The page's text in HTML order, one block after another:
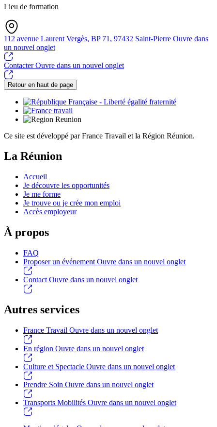
Lieu de formation
112 avenue Laurent Vergès, BP 71, 97432 Saint-Pierre Ouvre dans
un nouvel onglet
ContacterOuvre dans un nouvel onglet
Retour en haut de page
Ce site est développé par France Travail et la Région Réunion.
La Réunion
Accueil
Je découvre les opportunités
Je me forme
Je trouve ou je crée mon emploi
Accès employeur
À propos
FAQ
Proposer un événement Ouvre dans un nouvel onglet
Contact Ouvre dans un nouvel onglet
Autres services
France Travail Ouvre dans un nouvel onglet
En région Ouvre dans un nouvel onglet
Culture et Spectacle Ouvre dans un nouvel onglet
Prendre Soin Ouvre dans un nouvel onglet
Transports Mobilités Ouvre dans un nouvel onglet